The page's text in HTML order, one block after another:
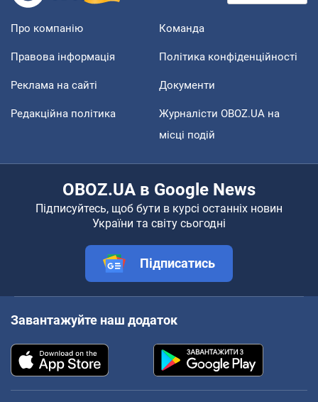
Про компанію Команда
Правова інформація Політика конфіденційності
Реклама на сайті Документи
Редакційна політика
Журналісти OBOZ.UA на
місці подій
OBOZ.UA в Google News
Підписуйтесь, щоб бути в курсі останніх новин
України та світу сьогодні
Підписатись
Завантажуйте наш додаток